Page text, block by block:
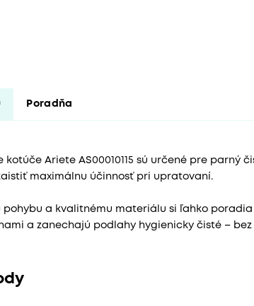
Poradňa
Ariete AS00010115 sú určené pre parný
maximálnu účinnosť pri upratovaní.
a kvalitnému materiálu si ľahko poradia
a zanechajú podlahy hygienicky čisté –